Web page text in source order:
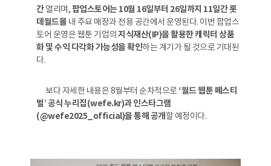
간열리며,팝업스토어는 10월 16일부터 26일까지 11일간 롯
데월드몰 내 주요 매장과 전용 공간에서 운영된다. 이번 팝업스
토어 운영은 웹툰 기업의지식재산(IP)을 활용한 캐릭터 상품
화 및 수익 다각화 가능성을 확인하는 계기가 될 것으로 기대된
다.
보다 자세한 내용은 8월부터 순차적으로 ‘월드 웹툰 페스티
벌’ 공식 누리집(wefe.kr)과 인스타그램
(@wefe2025_official)을 통해 공개 할 예정이다.